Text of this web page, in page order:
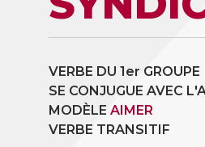
VERBE DU 1er GROUPE
SE CONJUGUE AVEC
MODÈLE AIMER
VERBE TRANSITIF